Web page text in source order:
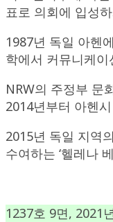
표로 의회에 입성
1987년 독일 아헨
학에서 커뮤니케이
NRW의 주정부 문
2014년부터 아헨
2015년 독일 지역
수여하는 ‘헬레나
1237호 9면, 2021